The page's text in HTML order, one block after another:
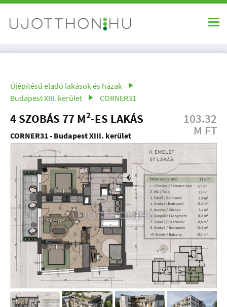
Újépítésű eladó lakások és házak
Budapest XIII. kerület
CORNER31
4 SZOBÁS 77 M2-ES LAKÁS
CORNER31 - Budapest XIII. kerület
103.32
M FT